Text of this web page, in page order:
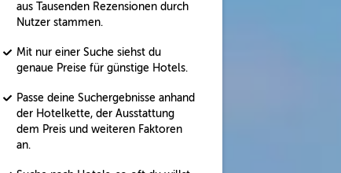
aus Tausenden Rezensionen durch
Nutzer stammen.
Mit nur einer Suche siehst du
genaue Preise für günstige Hotels.
Passe deine Suchergebnisse anhand
der Hotelkette, der Ausstattung
dem Preis und weiteren Faktoren
an.